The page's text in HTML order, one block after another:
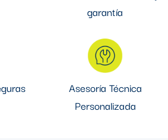
garantía
Asesoría Técnica
Personalizada